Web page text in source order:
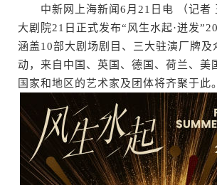
中新网上海新闻6月21日电 （记者
大剧院21日正式发布“风生水起·迸发
涵盖10部大剧场剧目、三大驻演厂牌及
动，来自中国、英国、德国、荷兰、美
国家和地区的艺术家及团体将齐聚于此。